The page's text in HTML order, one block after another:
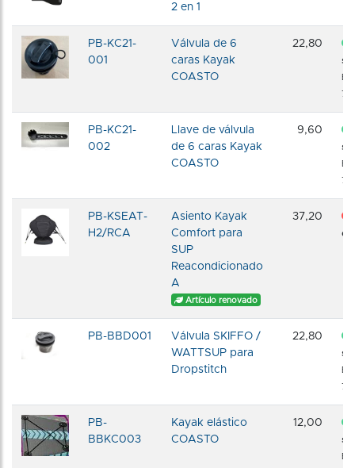
2 en 1
PB-KC21-
001
Válvula de 6
caras Kayak
COASTO
22,80
72
PB-KC21-
002
Llave de válvula
de 6 caras Kayak
COASTO
9,60
72
PB-KSEAT-
H2/RCA
Asiento Kayak
Comfort para
SUP
Reacondicionado
A
Artículo renovado
37,20
PB-BBD001
Válvula SKIFFO /
WATTSUP para
Dropstitch
22,80
72
PB-
BBKC003
Kayak elástico
COASTO
12,00